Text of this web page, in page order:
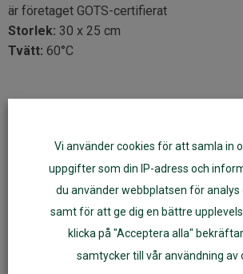
är företaget GOTS-certifierat
Storlek: 30 x 25 cm
Tvätt: 60°C
Fler varianter
Vi använder cookies för att samla in
uppgifter som din IP-adress och
du använder webbplatsen för analys
samt för att ge dig en bättre
klicka på "Acceptera alla"
samtycker till vår användning av